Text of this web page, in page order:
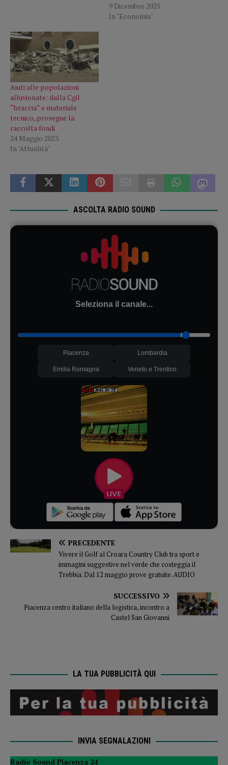
9 Dicembre 2025
In "Economia"
Aiuti alle popolazioni
alluvionate: dalla Cgil
“braccia” e materiale
tecnico, prosegue la
raccolta fondi
24 Maggio 2023
In "Attualità"
ASCOLTA RADIO SOUND
Seleziona il canale...
Piacenza Lombardia
Emilia Romagna Veneto e Trentino
PRECEDENTE
Vivere il Golf al Croara Country Club tra sport e
immagini suggestive nel verde che costeggia il
Trebbia. Dal 12 maggio prove gratuite. AUDIO
SUCCESSIVO
Piacenza centro italiano della logistica, incontro a
Castel San Giovanni
LA TUA PUBBLICITÀ QUI
INVIA SEGNALAZIONI
Radio Sound Piacenza 24